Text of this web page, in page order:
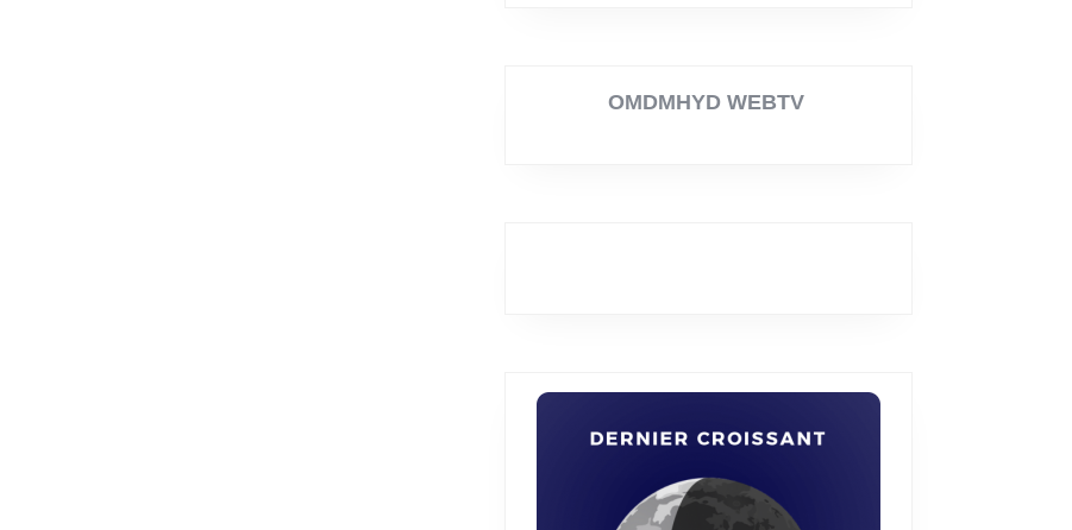
OMDMHYD WEBTV